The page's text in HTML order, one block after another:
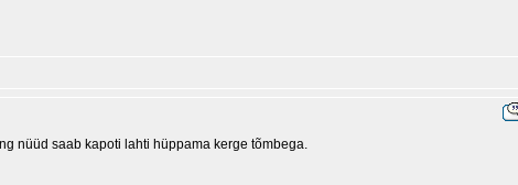
nüüd saab kapoti lahti hüppama kerge tõmbega.